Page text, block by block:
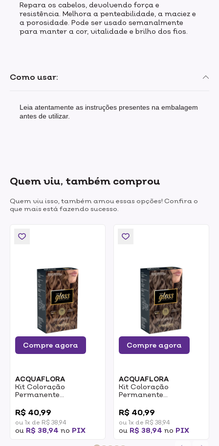
Repara os cabelos, devolvendo força e
resistência. Melhora a penteabilidade, a maciez e
a porosidade. Pode ser usado semanalmente
para manter a cor, vitalidade e brilho dos fios.
Como usar:
Leia atentamente as instruções presentes na embalagem
antes de utilizar.
Quem viu, também comprou
Quem viu isso, também amou essas opções! Confira o
que mais está fazendo sucesso.
Compre agora
ACQUAFLORA
Kit Coloração
Permanente
7.0 Louro Natural 177G
R$ 40,99
ou 1x de R$ 38,94
ou R$ 38,94 no PIX
Compre agora
ACQUAFLORA
Kit Coloração
Permanente
7.1 Louro Natural
Acinzentado 177G
R$ 40,99
ou 1x de R$ 38,94
ou R$ 38,94 no PIX